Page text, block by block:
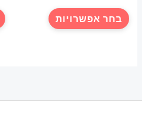
עד
בחר אפשרויות